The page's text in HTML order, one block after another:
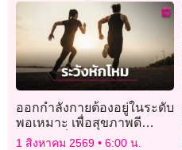
ออกกำลังกายต้องอยู่ในระดับ
พอเหมาะ เพื่อสุขภาพดี
ยืนยาว เช็กอาการ อย่างไหน
1 สิงหาคม 2569 6:00 น.